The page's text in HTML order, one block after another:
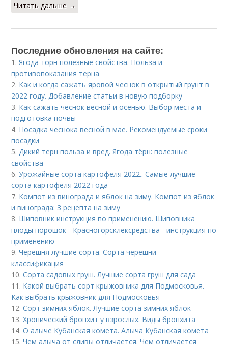
Читать дальше →
Последние обновления на сайте:
1.Ягода торн полезные свойства. Польза и
противопоказания терна
2. Как и когда сажать яровой чеснок в открытый грунт в
2022 году. Добавление статьи в новую подборку
3. Как сажать чеснок весной и осенью. Выбор места и
подготовка почвы
4. Посадка чеснока весной в мае. Рекомендуемые сроки
посадки
5.Дикий терн польза и вред. Ягода тёрн: полезные
свойства
6.Урожайные сорта картофеля 2022.. Самые лучшие
сорта картофеля 2022 года
7. Компот из винограда и яблок на зиму. Компот из яблок
и винограда: 3 рецепта на зиму
8. Шиповник инструкция по применению. Шиповника
плоды порошок - Красногорсклексредства - инструкция по
применению
9.Черешня лучшие сорта. Сорта черешни —
классификация
10.Сорта садовых груш. Лучшие сорта груш для сада
11. Какой выбрать сорт крыжовника для Подмосковья.
Как выбрать крыжовник для Подмосковья
12.Сорт зимних яблок. Лучшие сорта зимних яблок
13.Хронический бронхит у взрослых. Виды бронхита
14.О алыче Кубанская комета. Алыча Кубанская комета
15.Чем алыча от сливы отличается. Чем отличается